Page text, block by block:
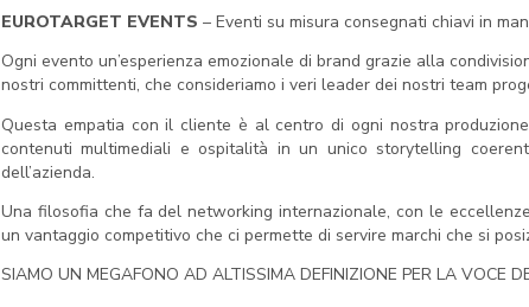
EUROTARGET EVENTS – Eventi su misura consegnati chiavi in
Ogni evento un’esperienza emozionale di brand grazie alla
nostri committenti, che consideriamo i veri leader dei nostri team
Questa empatia con il cliente è al centro di ogni nostra
contenuti multimediali e ospitalità in un unico storytelling
dell’azienda.
Una filosofia che fa del networking internazionale, con le
un vantaggio competitivo che ci permette di servire marchi che si
SIAMO UN MEGAFONO AD ALTISSIMA DEFINIZIONE PER LA VOCE